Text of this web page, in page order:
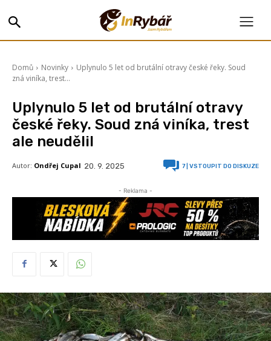
Domů Novinky
Uplynulo 5 let od brutální otravy české řeky. Soud
zná viníka, trest...
Uplynulo 5 let od brutální otravy
české řeky. Soud zná viníka, trest
ale neudělil
Autor: Ondřej Cupal 20. 9. 2025 7| VSTOUPIT DO DISKUZE
- Reklama -